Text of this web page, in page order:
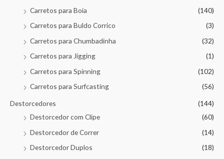
Carretos para Boia
(140)
Carretos para Buldo Corrico
(3)
Carretos para Chumbadinha
(32)
Carretos para Jigging
(1)
Carretos para Spinning
(102)
Carretos para Surfcasting
(56)
Destorcedores
(144)
Destorcedor com Clipe
(60)
Destorcedor de Correr
(14)
Destorcedor Duplos
(18)